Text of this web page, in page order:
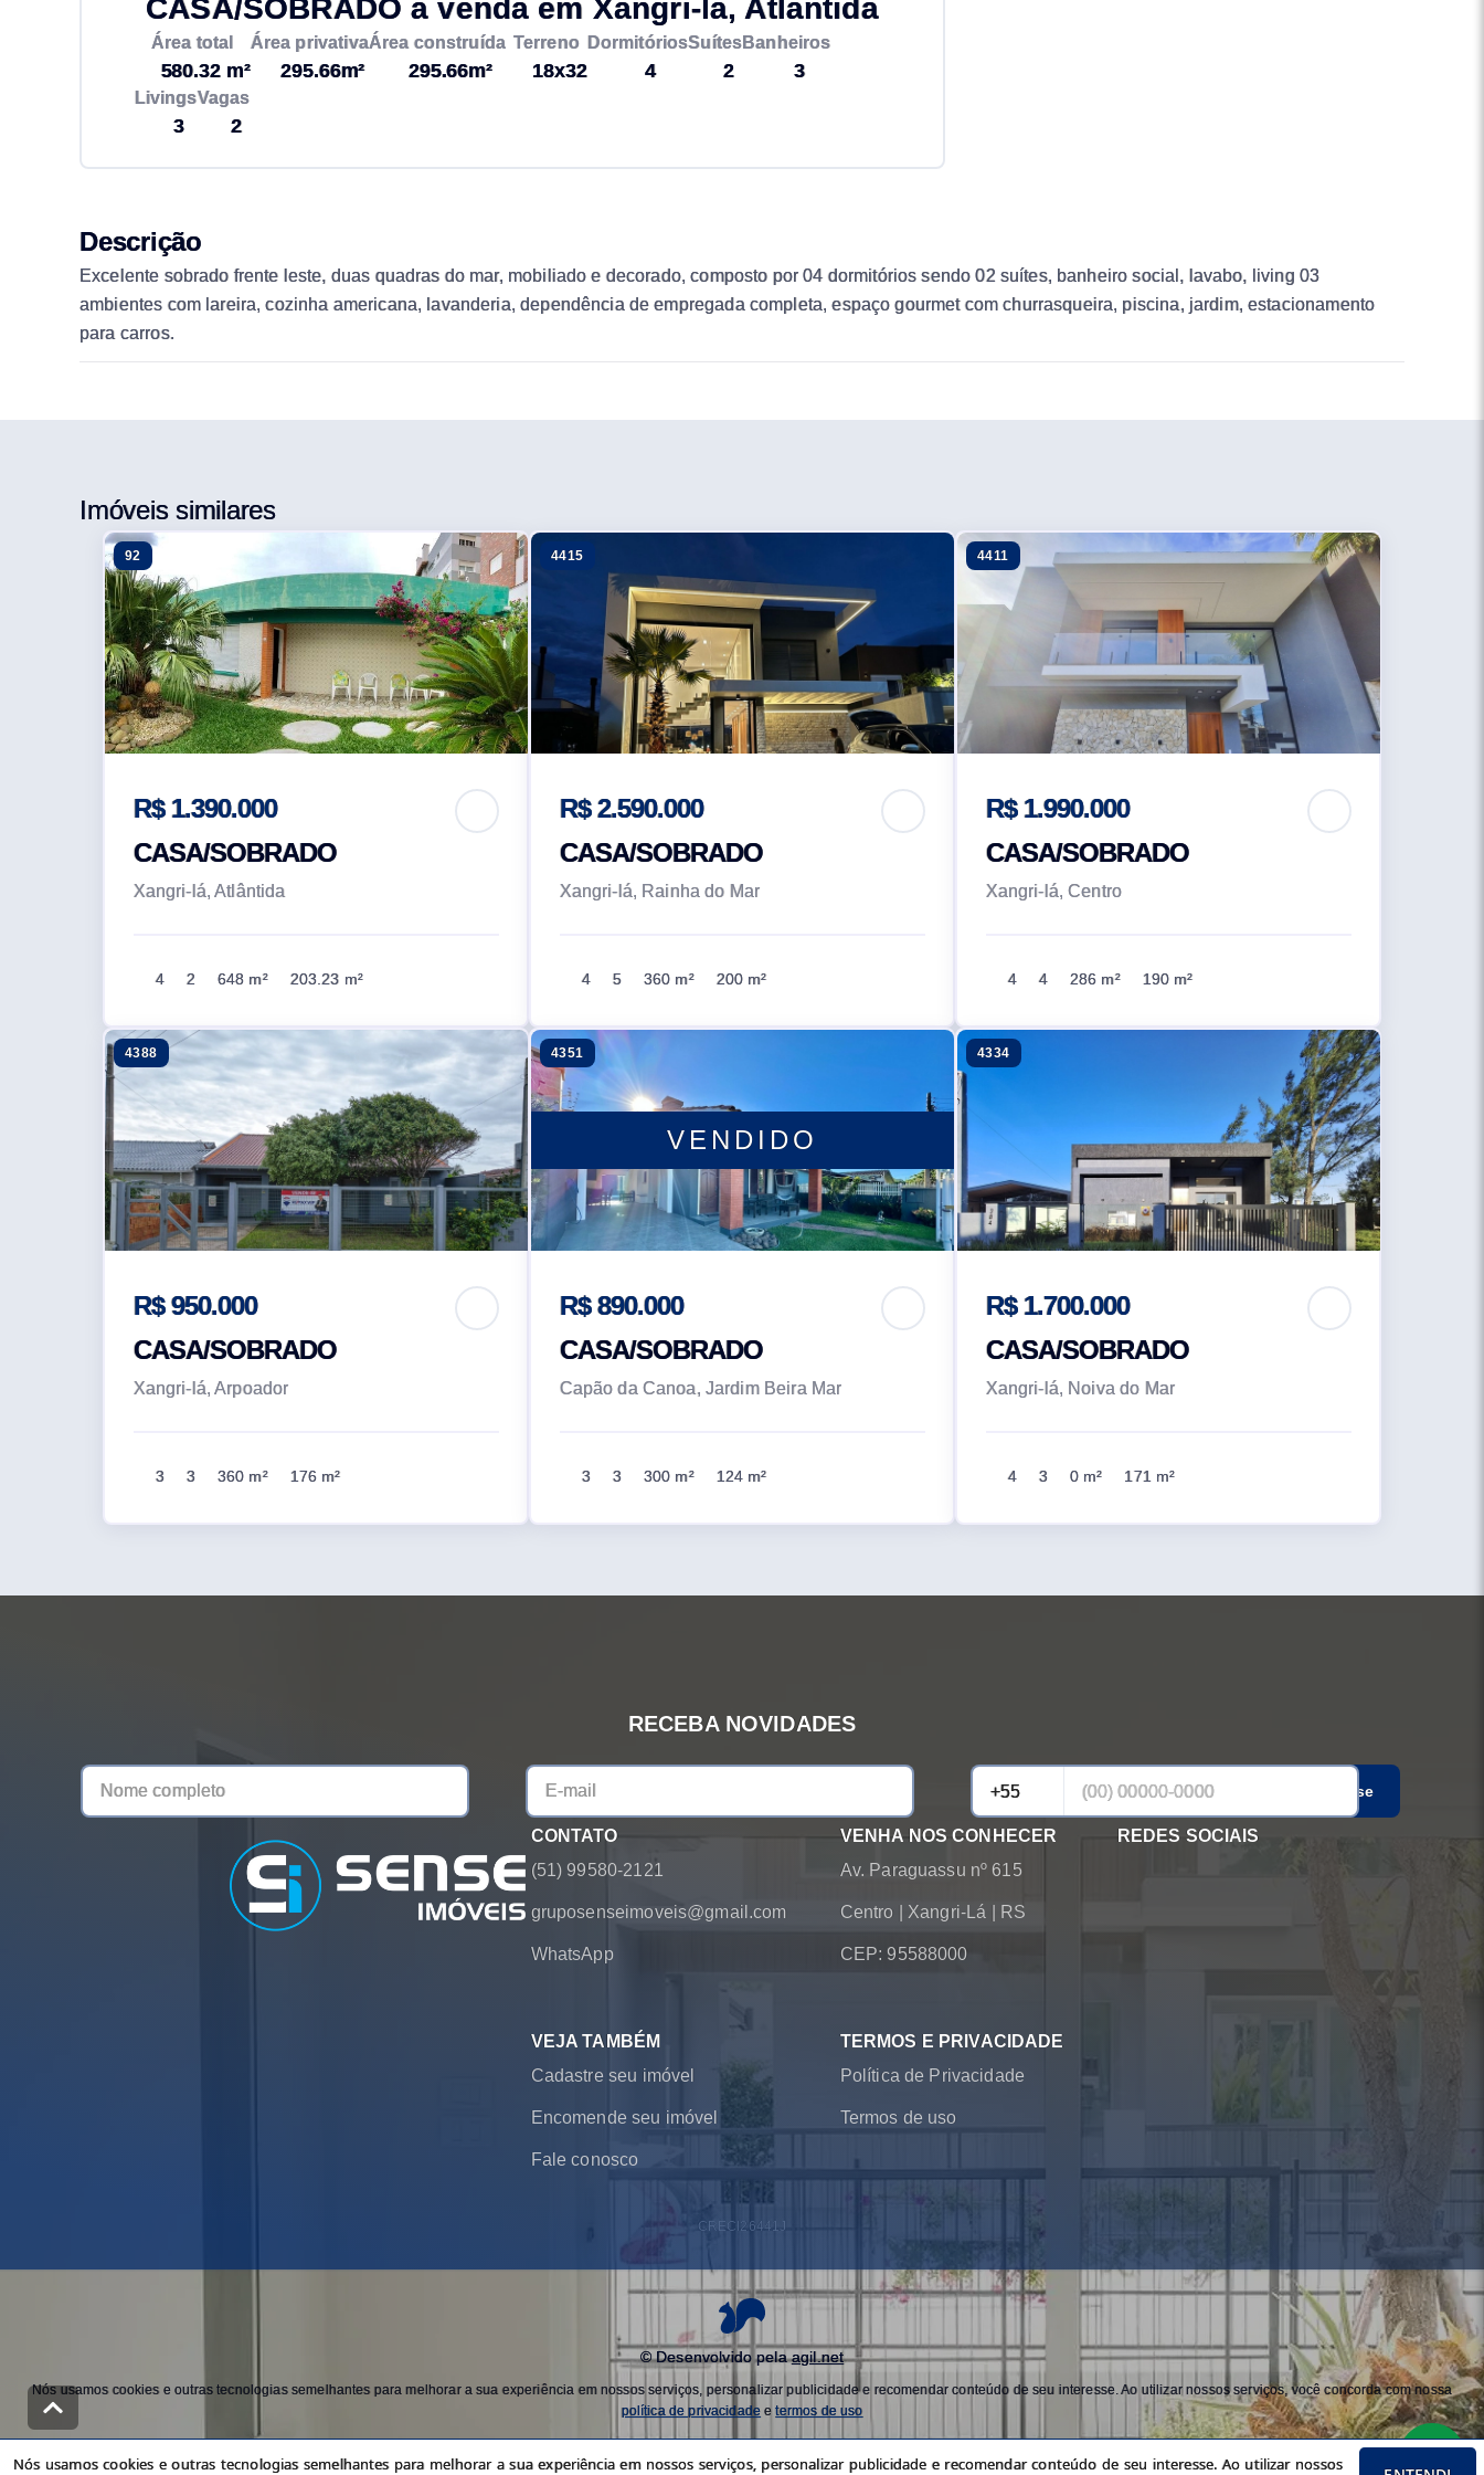
CASA/SOBRADO à venda em Xangri-lá, Atlântida
Área total
580.32 m²
Área privativa
295.66m²
Área construída
295.66m²
Terreno
18x32
Dormitórios
4
Suítes
2
Banheiros
3
Livings
3
Vagas
2
Descrição
Excelente sobrado frente leste, duas quadras do mar, mobiliado e decorado, composto por 04 dormitórios sendo 02 suítes, banheiro social, lavabo, living 03
ambientes com lareira, cozinha americana, lavanderia, dependência de empregada completa, espaço gourmet com churrasqueira, piscina, jardim, estacionamento
para carros.
Imóveis similares
92
R$ 1.390.000
CASA/SOBRADO
Xangri-lá, Atlântida
4 2 648 m² 203.23 m²
4415
R$ 2.590.000
CASA/SOBRADO
Xangri-lá, Rainha do Mar
4 5 360 m² 200 m²
4411
R$ 1.990.000
CASA/SOBRADO
Xangri-lá, Centro
4 4 286 m² 190 m²
4388
R$ 950.000
CASA/SOBRADO
Xangri-lá, Arpoador
3 3 360 m² 176 m²
VENDIDO
4351
R$ 890.000
CASA/SOBRADO
Capão da Canoa, Jardim Beira Mar
3 3 300 m² 124 m²
4334
R$ 1.700.000
CASA/SOBRADO
Xangri-lá, Noiva do Mar
4 3 0 m² 171 m²
RECEBA NOVIDADES
Cadastrar-se
CONTATO
(51) 99580-2121
gruposenseimoveis@gmail.com
WhatsApp
VENHA NOS CONHECER
Av. Paraguassu nº 615
Centro Xangri-Lá RS
CEP: 95588000
REDES SOCIAIS
VEJA TAMBÉM
Cadastre seu imóvel
Encomende seu imóvel
Fale conosco
TERMOS E PRIVACIDADE
Política de Privacidade
Termos de uso
CRECI 26441J
© Desenvolvido pelaagil.net
Nós usamos cookies e outras tecnologias semelhantes para melhorar a sua experiência em nossos serviços, personalizar publicidade e recomendar conteúdo de seu interesse. Ao utilizar nossos serviços, você concorda com nossa
política de privacidade etermos de uso
Nós usamos cookies e outras tecnologias semelhantes para melhorar a sua experiência em nossos serviços, personalizar publicidade e recomendar conteúdo de seu interesse. Ao utilizar nossos